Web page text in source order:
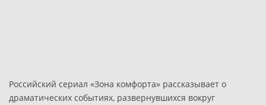
Российский сериал «Зона комфорта» рассказывает о
драматических событиях, развернувшихся вокруг